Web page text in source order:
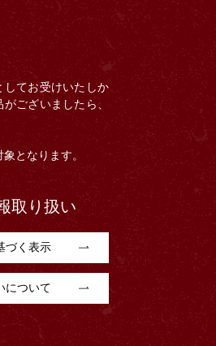
してお受けいたしか
ございましたら、
となります。
取り扱い
づく表示
について